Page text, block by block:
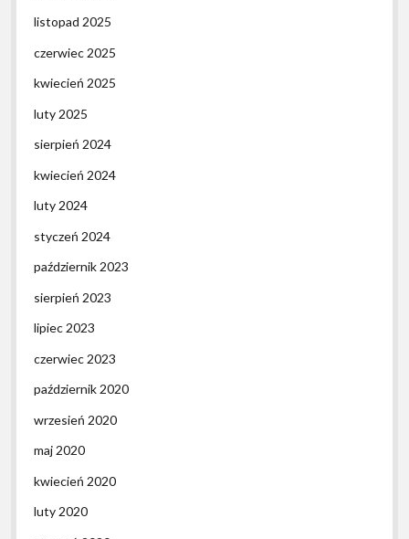
listopad 2025
czerwiec 2025
kwiecień 2025
luty 2025
sierpień 2024
kwiecień 2024
luty 2024
styczeń 2024
październik 2023
sierpień 2023
lipiec 2023
czerwiec 2023
październik 2020
wrzesień 2020
maj 2020
kwiecień 2020
luty 2020